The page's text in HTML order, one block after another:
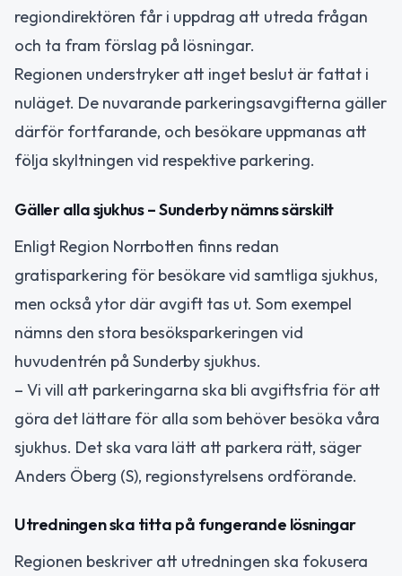
regiondirektören får i uppdrag att utreda frågan
och ta fram förslag på lösningar.
Regionen understryker att inget beslut är fattat i
nuläget. De nuvarande parkeringsavgifterna gäller
därför fortfarande, och besökare uppmanas att
följa skyltningen vid respektive parkering.
Gäller alla sjukhus – Sunderby nämns särskilt
Enligt Region Norrbotten finns redan
gratisparkering för besökare vid samtliga sjukhus,
men också ytor där avgift tas ut. Som exempel
nämns den stora besöksparkeringen vid
huvudentrén på Sunderby sjukhus.
– Vi vill att parkeringarna ska bli avgiftsfria för att
göra det lättare för alla som behöver besöka våra
sjukhus. Det ska vara lätt att parkera rätt, säger
Anders Öberg (S), regionstyrelsens ordförande.
Utredningen ska titta på fungerande lösningar
Regionen beskriver att utredningen ska fokusera